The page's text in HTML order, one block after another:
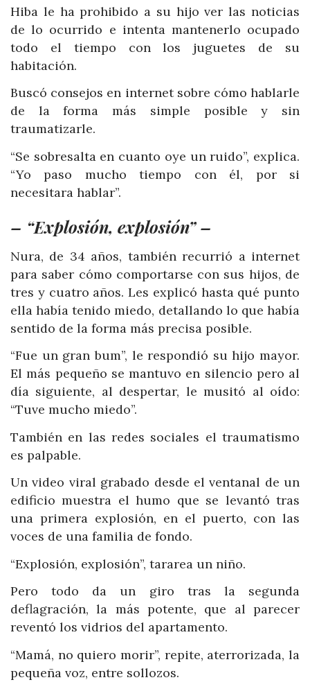
Hiba le ha prohibido a su hijo ver las noticias
de lo ocurrido e intenta mantenerlo ocupado
todo el tiempo con los juguetes de su
habitación.
Buscó consejos en internet sobre cómo hablarle
de la forma más simple posible y sin
traumatizarle.
“Se sobresalta en cuanto oye un ruido”, explica.
“Yo paso mucho tiempo con él, por si
necesitara hablar”.
– “Explosión, explosión” –
Nura, de 34 años, también recurrió a internet
para saber cómo comportarse con sus hijos, de
tres y cuatro años. Les explicó hasta qué punto
ella había tenido miedo, detallando lo que había
sentido de la forma más precisa posible.
“Fue un gran bum”, le respondió su hijo mayor.
El más pequeño se mantuvo en silencio pero al
día siguiente, al despertar, le musitó al oído:
“Tuve mucho miedo”.
También en las redes sociales el traumatismo
es palpable.
Un video viral grabado desde el ventanal de un
edificio muestra el humo que se levantó tras
una primera explosión, en el puerto, con las
voces de una familia de fondo.
“Explosión, explosión”, tararea un niño.
Pero todo da un giro tras la segunda
deflagración, la más potente, que al parecer
reventó los vidrios del apartamento.
“Mamá, no quiero morir”, repite, aterrorizada, la
pequeña voz, entre sollozos.